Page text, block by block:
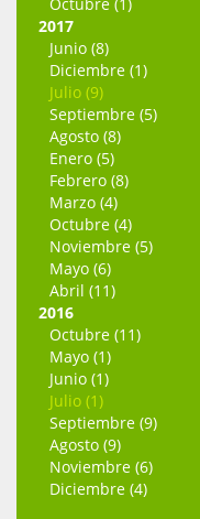
2017
Junio (8)
Diciembre (1)
Julio (9)
Septiembre (5)
Agosto (8)
Enero (5)
Febrero (8)
Marzo (4)
Octubre (4)
Noviembre (5)
Mayo (6)
Abril (11)
2016
Octubre (11)
Mayo (1)
Junio (1)
Julio (1)
Septiembre (9)
Agosto (9)
Noviembre (6)
Diciembre (4)